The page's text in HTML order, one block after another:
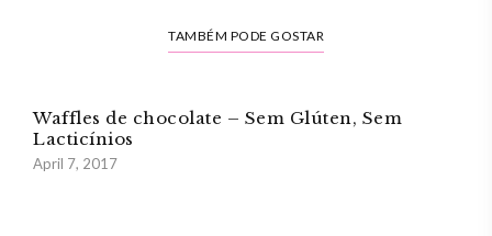
TAMBÉM PODE GOSTAR
Waffles de chocolate – Sem Glúten, Sem
Lacticínios
April 7, 2017